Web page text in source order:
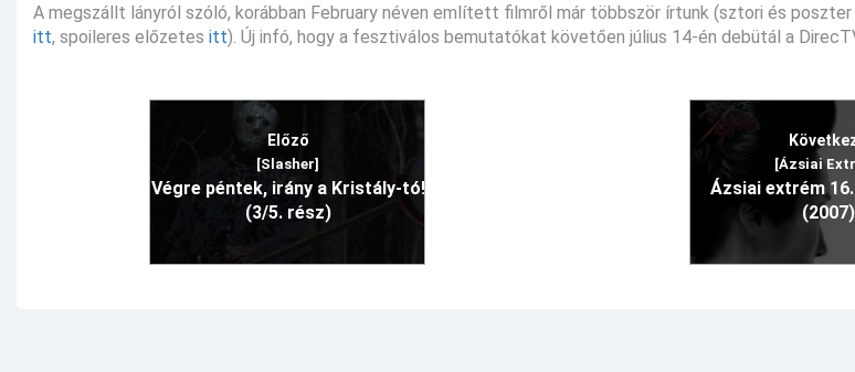
A megszállt lányról szóló, korábban February néven említett filmről már többször írtunk (sztori és poszter
itt, spoileres előzetes itt). Új infó, hogy a fesztiválos bemutatókat követően július 14-én debütál a
Előző
[Slasher]
Végre péntek, irány a Kristály-tó!
(3/5. rész)
[Ázsiai
Ázsiai extrém
(2007)